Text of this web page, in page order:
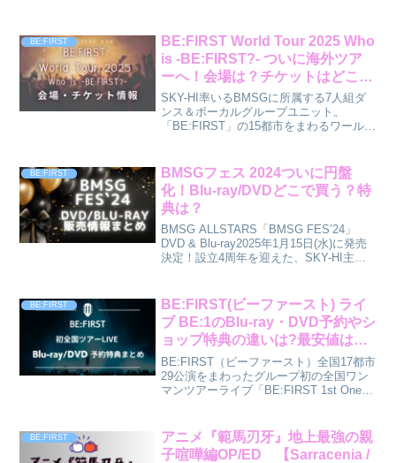
BE:FIRST
BE:FIRST World Tour 2025 Who
is -BE:FIRST?- ついに海外ツア
ーへ！会場は？チケットはどこで
買える？
SKY-HI率いるBMSGに所属する7人組ダ
ンス＆ボーカルグループユニット。
「BE:FIRST」の15都市をまわるワールド
すね。海外BESTYさんも心待ちにしてい
ると思...
BE:FIRST
BMSGフェス 2024ついに円盤
化！Blu-ray/DVDどこで買う？特
典は？
BMSG ALLSTARS「BMSG FES’24」
DVD & Blu-ray2025年1月15日(水)に発売
決定！設立4周年を迎えた、SKY-HI主宰
BE:FIRST
BE:FIRST(ビーファースト) ライ
ブ BE:1のBlu-ray・DVD予約やシ
ョップ特典の違いは?最安値はど
こ？
BE:FIRST（ビーファースト）全国17都市
29公演をまわったグループ初の全国ワン
マンツアーライブ「BE:FIRST 1st One
2023.1...
BE:FIRST
アニメ『範馬刃牙』地上最強の親
子喧嘩編OP/ED 【Sarracenia /